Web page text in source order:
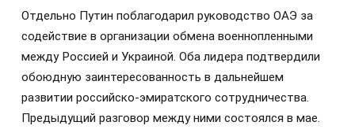
Отдельно Путин поблагодарил руководство ОАЭ за
содействие в организации обмена военнопленными
между Россией и Украиной. Оба лидера подтвердили
обоюдную заинтересованность в дальнейшем
развитии российско-эмиратского сотрудничества.
Предыдущий разговор между ними состоялся в мае.